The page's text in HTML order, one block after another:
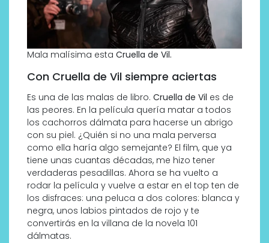
Mala malísima esta Cruella de Vil.
Con Cruella de Vil siempre aciertas
Es una de las malas de libro. Cruella de Vil es de
las peores. En la película quería matar a todos
los cachorros dálmata para hacerse un abrigo
con su piel. ¿Quién si no una mala perversa
como ella haría algo semejante? El film, que ya
tiene unas cuantas décadas, me hizo tener
verdaderas pesadillas. Ahora se ha vuelto a
rodar la película y vuelve a estar en el top ten de
los disfraces: una peluca a dos colores: blanca y
negra, unos labios pintados de rojo y te
convertirás en la villana de la novela 101
dálmatas.